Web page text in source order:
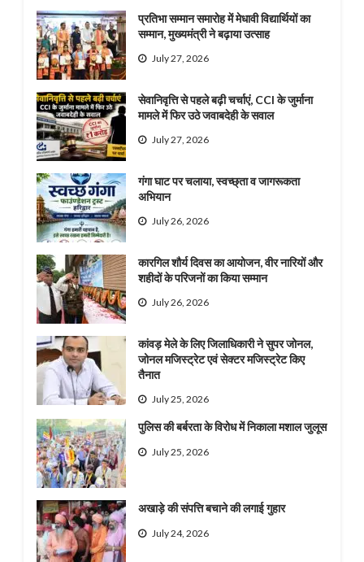
प्रतिभा सम्मान समारोह में मेधावी विद्यार्थियों का
सम्मान, मुख्यमंत्री ने बढ़ाया उत्साह
July 27, 2026
सेवानिवृत्ति से पहले बढ़ी चर्चाएं, CCI के जुर्माना
मामले में फिर उठे जवाबदेही के सवाल
July 27, 2026
गंगा घाट पर चलाया, स्वच्छ्ता व जागरूकता
अभियान
July 26, 2026
कारगिल शौर्य दिवस का आयोजन, वीर नारियों और
शहीदों के परिजनों का किया सम्मान
July 26, 2026
कांवड़ मेले के लिए जिलाधिकारी ने सुपर जोनल,
जोनल मजिस्ट्रेट एवं सेक्टर मजिस्ट्रेट किए
तैनात
July 25, 2026
पुलिस की बर्बरता के विरोध में निकाला मशाल जुलूस
July 25, 2026
अखाड़े की संपत्ति बचाने की लगाई गुहार
July 24, 2026